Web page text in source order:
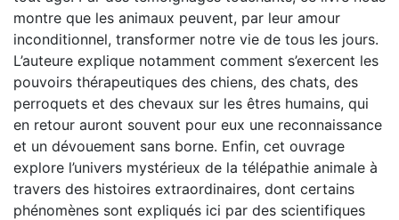
montre que les animaux peuvent, par leur amour
inconditionnel, transformer notre vie de tous les jours.
L’auteure explique notamment comment s’exercent les
pouvoirs thérapeutiques des chiens, des chats, des
perroquets et des chevaux sur les êtres humains, qui
en retour auront souvent pour eux une reconnaissance
et un dévouement sans borne. Enfin, cet ouvrage
explore l’univers mystérieux de la télépathie animale à
travers des histoires extraordinaires, dont certains
phénomènes sont expliqués ici par des scientifiques